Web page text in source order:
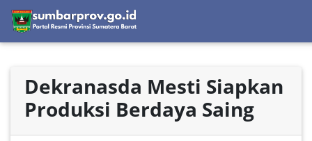
Dekranasda Mesti Siapkan
Produksi Berdaya Saing